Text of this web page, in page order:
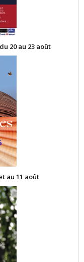
20 au 23 août
au 11 août